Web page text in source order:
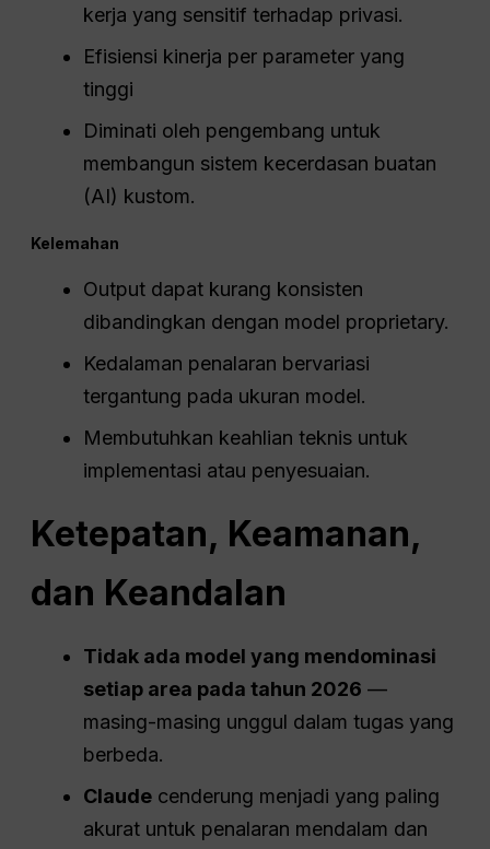
kerja yang sensitif terhadap privasi.
Efisiensi kinerja per parameter yang
tinggi
Diminati oleh pengembang untuk
membangun sistem kecerdasan buatan
(AI) kustom.
Kelemahan
Output dapat kurang konsisten
dibandingkan dengan model proprietary.
Kedalaman penalaran bervariasi
tergantung pada ukuran model.
Membutuhkan keahlian teknis untuk
implementasi atau penyesuaian.
Ketepatan, Keamanan,
dan Keandalan
Tidak ada model yang mendominasi
setiap area pada tahun 2026 —
masing-masing unggul dalam tugas yang
berbeda.
Claude cenderung menjadi yang paling
akurat untuk penalaran mendalam dan